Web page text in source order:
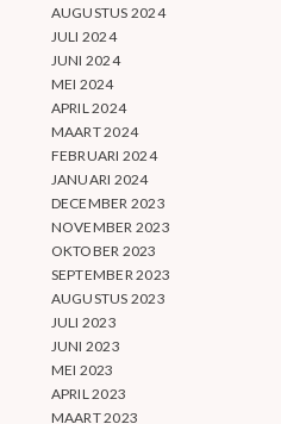
AUGUSTUS 2024
JULI 2024
JUNI 2024
MEI 2024
APRIL 2024
MAART 2024
FEBRUARI 2024
JANUARI 2024
DECEMBER 2023
NOVEMBER 2023
OKTOBER 2023
SEPTEMBER 2023
AUGUSTUS 2023
JULI 2023
JUNI 2023
MEI 2023
APRIL 2023
MAART 2023